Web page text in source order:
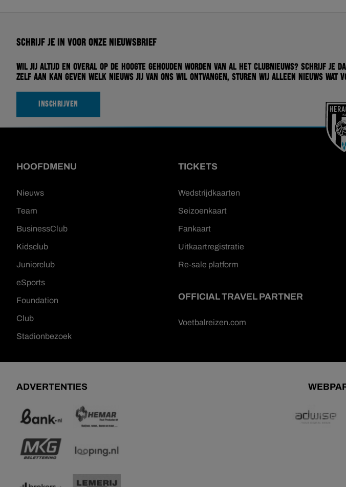
Schrijf je in voor onze nieuwsbrief
Wil jij altijd en overal op de hoogte gehouden worden van al het clubnieuws? Schrijf je
zelf aan kan geven welk nieuws jij van ons wil ontvangen, sturen wij alleen nieuws wat
INSCHRIJVEN
HOOFDMENU
Nieuws
Team
BusinessClub
Kidsclub
Juniorclub
eSports
Foundation
Club
Stadionbezoek
TICKETS
Wedstrijdkaarten
Seizoenkaart
Fankaart
Uitkaartregistratie
Re-sale platform
OFFICIAL TRAVEL PARTNER
Voetbalreizen.com
ADVERTENTIES